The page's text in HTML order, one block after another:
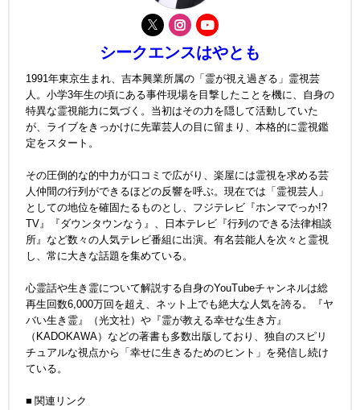
シークエンスはやとも
1991年東京生まれ、吉本興業所属の「霊が視え過ぎる」霊視芸
人。小学3年生の頃にある事件現場を目撃したことを機に、自身の
特異な霊視能力に気づく。当初はその力を隠して活動していた
が、ライブをきっかけに先輩芸人の目に留まり、本格的に霊視鑑
定をスタート。
その圧倒的な的中力が口コミで広がり、楽屋には霊視を求める芸
人仲間の行列ができるほどの反響を呼ぶ。現在では「霊視芸人」
としての地位を確固たるものとし、フジテレビ『ホンマでっか!?
TV』『ダウンタウンなう』、日本テレビ『行列のできる法律相談
所』など数々の人気テレビ番組に出演。有名芸能人を次々と霊視
し、常に大きな話題を集めている。
心霊話や生き霊について解説する自身のYouTubeチャンネルは総
再生回数6,000万回を超え、ネット上でも絶大な人気を誇る。『ヤ
バい生き霊』（光文社）や『霊が教える幸せな生き方』
（KADOKAWA）などの著書も多数出版しており、独自のスピリ
チュアルな視点から「幸せに生きるためのヒント」を発信し続け
ている。
■ 関連リンク